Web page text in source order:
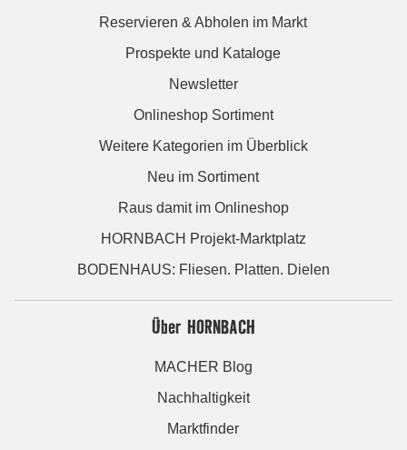
Reservieren & Abholen im Markt
Prospekte und Kataloge
Newsletter
Onlineshop Sortiment
Weitere Kategorien im Überblick
Neu im Sortiment
Raus damit im Onlineshop
HORNBACH Projekt-Marktplatz
BODENHAUS: Fliesen. Platten. Dielen
Über HORNBACH
MACHER Blog
Nachhaltigkeit
Marktfinder